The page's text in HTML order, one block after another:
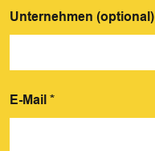
Unternehmen (optional)
E-Mail *